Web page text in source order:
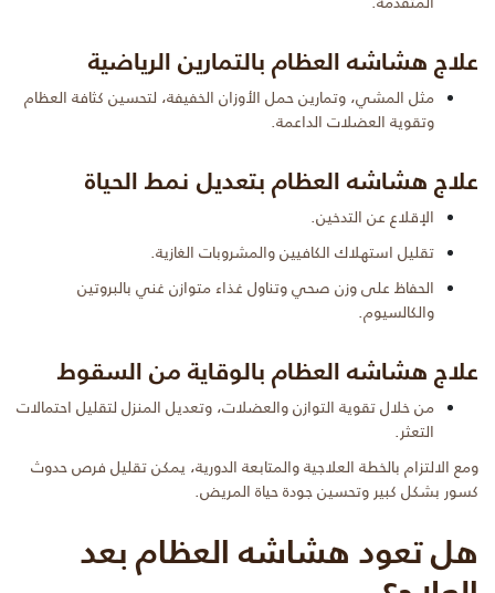
علاج هشاشه العظام بالتمارين الرياضية
مثل المشي، وتمارين حمل الأوزان الخفيفة، لتحسين كثافة العظام
وتقوية العضلات الداعمة.
علاج هشاشه العظام بتعديل نمط الحياة
الإقلاع عن التدخين.
تقليل استهلاك الكافيين والمشروبات الغازية.
الحفاظ على وزن صحي وتناول غذاء متوازن غني بالبروتين
والكالسيوم.
علاج هشاشه العظام بالوقاية من السقوط
من خلال تقوية التوازن والعضلات، وتعديل المنزل لتقليل احتمالات
التعثر.
ومع الالتزام بالخطة العلاجية والمتابعة الدورية، يمكن تقليل فرص حدوث
كسور بشكل كبير وتحسين جودة حياة المريض.
هل تعود هشاشه العظام بعد